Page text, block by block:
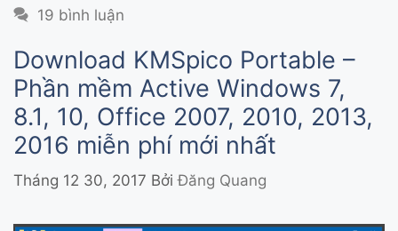
19 bình luận
Download KMSpico Portable –
Phần mềm Active Windows 7,
8.1, 10, Office 2007, 2010, 2013,
2016 miễn phí mới nhất
Tháng 12 30, 2017 BởiĐăng Quang